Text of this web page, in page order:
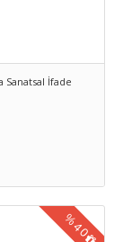
Sanatsal İfade
%40